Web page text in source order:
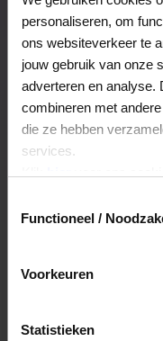
personaliseren, om
ons websiteverkeer te
jouw gebruik van onze
adverteren en analyse.
combineren met
die ze hebben
services.
Functioneel /
Voorkeuren
Statistieken
Veelgestelde
Kan ik het
Ja, je mag het
Hoelang blijft
Het volledige